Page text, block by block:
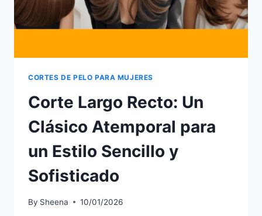
CORTES DE PELO PARA MUJERES
Corte Largo Recto: Un
Clásico Atemporal para
un Estilo Sencillo y
Sofisticado
By Sheena 10/01/2026